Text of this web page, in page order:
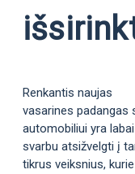
Renkantis naujas
vasarines padangas
automobiliui yra labai
svarbu atsižvelgti į
tikrus veiksnius,